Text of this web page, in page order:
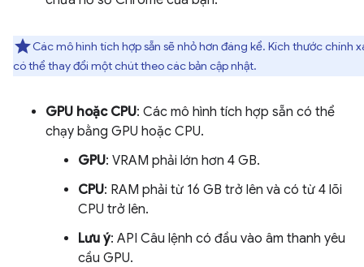
Các mô hình tích hợp sẵn sẽ nhỏ hơn đáng kể. Kích thước chính
có thể thay đổi một chút theo các bản cập nhật.
GPU hoặc CPU: Các mô hình tích hợp sẵn có thể
chạy bằng GPU hoặc CPU.
GPU: VRAM phải lớn hơn 4 GB.
CPU: RAM phải từ 16 GB trở lên và có từ 4 lõi
CPU trở lên.
Lưu ý: API Câu lệnh có đầu vào âm thanh yêu
cầu GPU.